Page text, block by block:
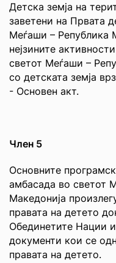
Детска земја на
заветени на Првата
Меѓаши – Република
нејзините
светот Меѓаши –
со детската земја
- Основен акт.
Член 5
Основните
амбасада во светот
Македонија
правата на детето
Обединетите Нации
документи кои се
правата на детето.